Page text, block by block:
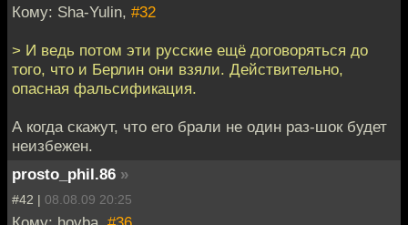
Кому: Sha-Yulin, #32
> И ведь потом эти русские ещё договоряться до
того, что и Берлин они взяли. Действительно,
опасная фальсификация.
А когда скажут, что его брали не один раз-шок будет
неизбежен.
prosto_phil.86 »
#42 | 08.08.09 20:25